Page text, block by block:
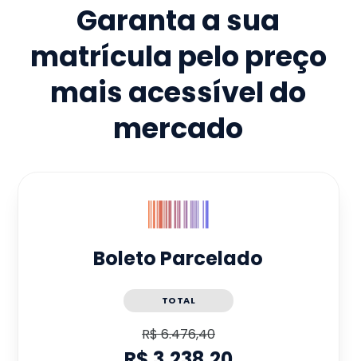
Garanta a sua
matrícula pelo preço
mais acessível do
mercado
Boleto Parcelado
TOTAL
R$ 6.476,40